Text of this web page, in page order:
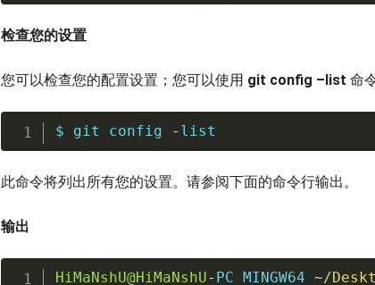
检查您的设置
您可以检查您的配置设置；您可以使用 git config –list 命
$ git config - list
此命令将列出所有您的设置。请参阅下面的命令行输出。
输出
HiMaNshU@HiMaNshU- PC MINGW64 ~/